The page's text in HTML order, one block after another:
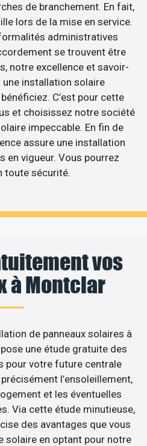
de branchement. En fait,
lors de la mise en service.
administratives
se trouvent être
notre excellence et savoir-
installation solaire
C’est pour cette
et choisissez notre société
impeccable. En fin de
assure une installation
en vigueur. Vous pourrez
toute sécurité.
vos
à Montclar
de panneaux solaires à
une étude gratuite des
pour votre future centrale
l’ensoleillement,
et les éventuelles
Via cette étude minutieuse,
des avantages que vous
solaire en optant pour notre